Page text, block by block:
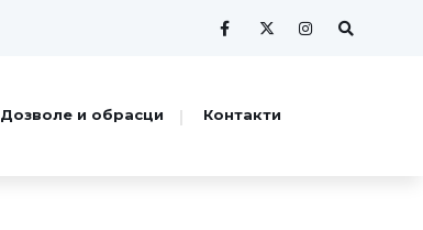
Дозволе и обрасци Контакти